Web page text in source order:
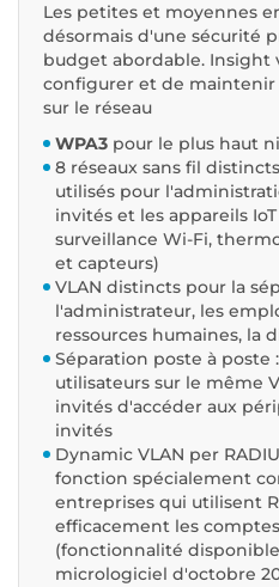
Les petites et moyennes
désormais d'une sécurité
budget abordable. Insight
configurer et de
sur le réseau
WPA3 pour le plus haut
8 réseaux sans fil
utilisés pour
invités et les appareils
surveillance Wi-Fi,
et capteurs)
VLAN distincts pour la
l'administrateur, les
ressources humaines, la
Séparation poste à poste
utilisateurs sur le même
invités d'accéder aux
invités
Dynamic VLAN per
fonction spécialement
entreprises qui utilisent
efficacement les
(fonctionnalité
micrologiciel d'octobre